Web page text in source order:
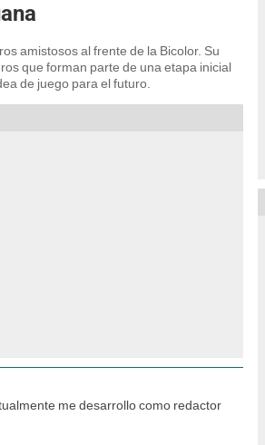
amistosos al frente de la Bicolor. Su
que forman parte de una etapa inicial
de juego para el futuro.
me desarrollo como redactor